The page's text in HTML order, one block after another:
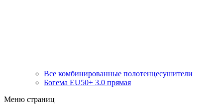
Все комбинированные полотенцесушители
Богема EU50+ 3.0 прямая
Меню страниц